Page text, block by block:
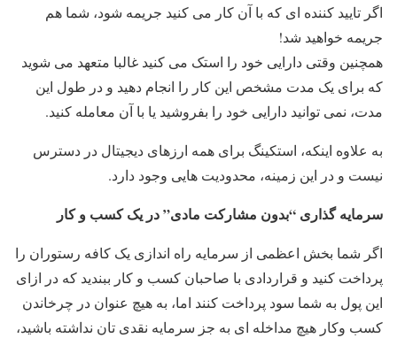
اگر تایید کننده ای که با آن کار می کنید جریمه شود، شما هم
جریمه خواهید شد!
همچنین وقتی دارایی خود را استک می کنید غالبا متعهد می شوید
که برای یک مدت مشخص این کار را انجام دهید و در طول این
مدت، نمی توانید دارایی خود را بفروشید یا با آن معامله کنید.
به علاوه اینکه، استکینگ برای همه ارزهای دیجیتال در دسترس
نیست و در این زمینه، محدودیت هایی وجود دارد.
سرمایه گذاری “بدون مشارکت مادی” در یک کسب و کار
اگر شما بخش اعظمی از سرمایه راه اندازی یک کافه رستوران را
پرداخت کنید و قراردادی با صاحبان کسب و کار ببندید که در ازای
این پول به شما سود پرداخت کنند اما، به هیچ عنوان در چرخاندن
کسب وکار هیچ مداخله ای به جز سرمایه نقدی تان نداشته باشید،